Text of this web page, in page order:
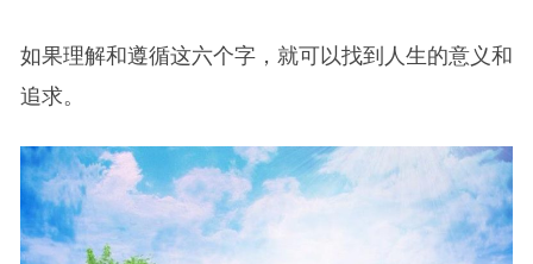
如果理解和遵循这六个字，就可以找到人生的意义和
追求。